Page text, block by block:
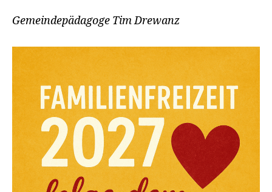
Gemeindepädagoge Tim Drewanz